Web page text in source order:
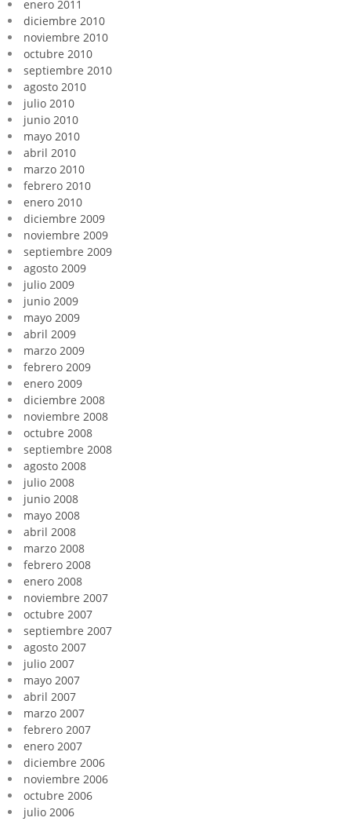
enero 2011
diciembre 2010
noviembre 2010
octubre 2010
septiembre 2010
agosto 2010
julio 2010
junio 2010
mayo 2010
abril 2010
marzo 2010
febrero 2010
enero 2010
diciembre 2009
noviembre 2009
septiembre 2009
agosto 2009
julio 2009
junio 2009
mayo 2009
abril 2009
marzo 2009
febrero 2009
enero 2009
diciembre 2008
noviembre 2008
octubre 2008
septiembre 2008
agosto 2008
julio 2008
junio 2008
mayo 2008
abril 2008
marzo 2008
febrero 2008
enero 2008
noviembre 2007
octubre 2007
septiembre 2007
agosto 2007
julio 2007
mayo 2007
abril 2007
marzo 2007
febrero 2007
enero 2007
diciembre 2006
noviembre 2006
octubre 2006
julio 2006